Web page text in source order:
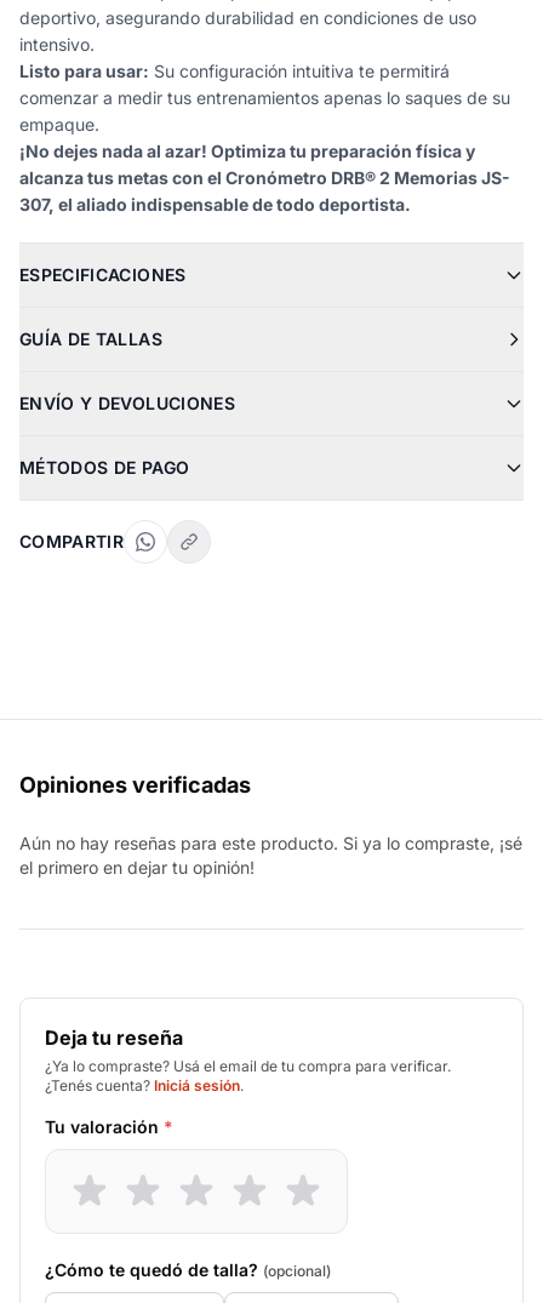
deportivo, asegurando durabilidad en condiciones de uso
intensivo.
Listo para usar: Su configuración intuitiva te permitirá
comenzar a medir tus entrenamientos apenas lo saques de su
empaque.
¡No dejes nada al azar! Optimiza tu preparación física y
alcanza tus metas con el Cronómetro DRB® 2 Memorias JS-
307, el aliado indispensable de todo deportista.
ESPECIFICACIONES
GUÍA DE TALLAS
ENVÍO Y DEVOLUCIONES
MÉTODOS DE PAGO
COMPARTIR
Opiniones verificadas
Aún no hay reseñas para este producto. Si ya lo compraste, ¡sé
el primero en dejar tu opinión!
Deja tu reseña
¿Ya lo compraste? Usá el email de tu compra para verificar.
¿Tenés cuenta? Iniciá sesión.
Tu valoración *
¿Cómo te quedó de talla? (opcional)